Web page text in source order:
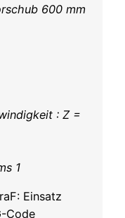
600 mm
: Z =
1